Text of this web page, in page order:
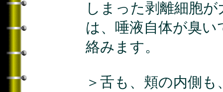
しまった剥離細胞
は、唾液自体が臭
絡みます。
＞舌も、頬の内側